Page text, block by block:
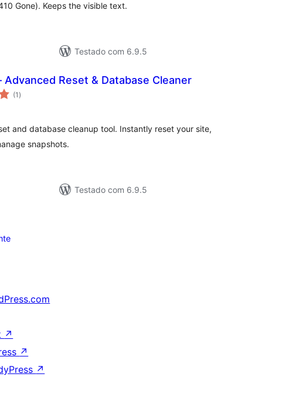
Gone). Keeps the visible text.
Testado com 6.9.5
Advanced Reset & Database Cleaner
(1 avaliações
totais
)
and database cleanup tool. Instantly reset your site,
snapshots.
Testado com 6.9.5
↗
↗
↗